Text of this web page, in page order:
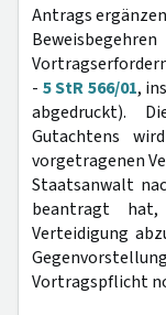
Antrags
- 5 StR 566/01,
abgedruckt).
Gutachtens
vorgetragenen
Staatsanwalt
beantragt
Verteidigung
Vortragspflicht